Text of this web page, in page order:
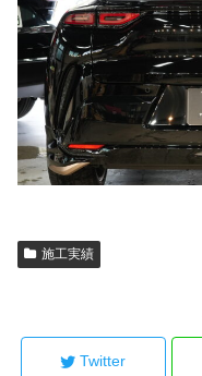
施工実績
Twitter